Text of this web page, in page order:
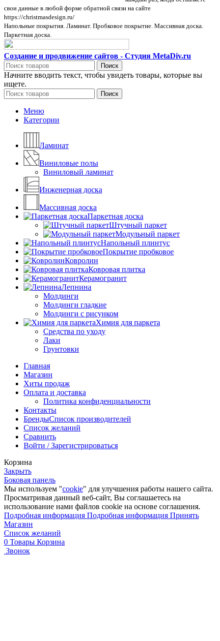
свои данные в любой форме обратной связи на сайте
https://christmasdesign.ru/
Напольные покрытия. Ламинат. Пробковое покрытие. Массивная доска.
Паркетная доска.
Создание и продвижение сайтов - Студия MetaDiv.ru
Поиск
Начните вводить текст, чтобы увидеть товары, которые вы
ищете.
Поиск
Меню
Категории
Ламинат
Виниловые полы
Виниловый ламинат
Инженерная доска
Массивная доска
Паркетная доска
Штучный паркет
Модульный паркет
Напольный плинтус
Покрытие пробковое
Ковролин
Ковровая плитка
Керамогранит
Лепнина
Молдинги
Молдинги гладкие
Молдинги с рисунком
Химия для паркета
Средства по уходу
Лаки
Грунтовки
Главная
Магазин
Хиты продаж
Оплата и доставка
Политика конфиденциальности
Контакты
БрендыСписок производителей
Список желаний
Сравнить
Войти / Зарегистрироваться
Корзина
Закрыть
Боковая панель
Мы используем "cookie" для улучшения работы нашего сайта.
Просматривая данный веб-сайт, Вы соглашаетесь на
использование нами файлов cookie на основе соглашения.
Подробная информация Подробная информация Принять
Магазин
Список желаний
0 Товары Корзина
Звонок